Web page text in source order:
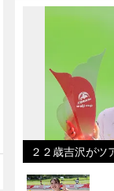
２２歳吉沢が